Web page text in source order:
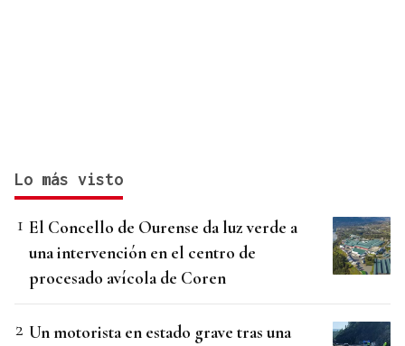
Lo más visto
El Concello de Ourense da luz verde a
una intervención en el centro de
procesado avícola de Coren
Un motorista en estado grave tras una